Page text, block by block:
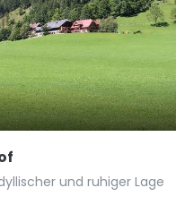
und ruhiger Lage